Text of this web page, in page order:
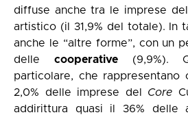
diffuse anche tra le imprese
artistico (il 31,9% del totale). In
anche le “altre forme”, con un
delle cooperative(9,9%).
particolare, che rappresentano
2,0% delle imprese del Core
addirittura quasi il 36% delle